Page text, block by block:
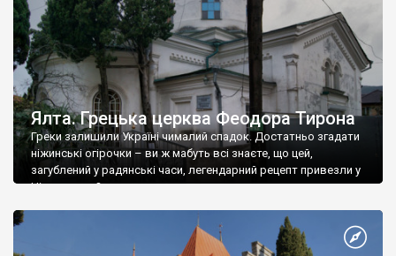
Ялта. Грецька церква Феодора Тирона
Греки залишили Україні чималий спадок. Достатньо згадати
ніжинські огірочки – ви ж мабуть всі знаєте, що цей,
загублений у радянські часи, легендарний рецепт привезли у
Ніжин греки?